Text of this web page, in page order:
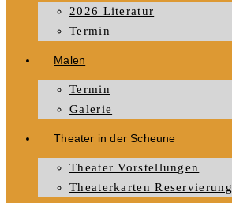
2026 Literatur
Termin
Malen
Termin
Galerie
Theater in der Scheune
Theater Vorstellungen
Theaterkarten Reservierung